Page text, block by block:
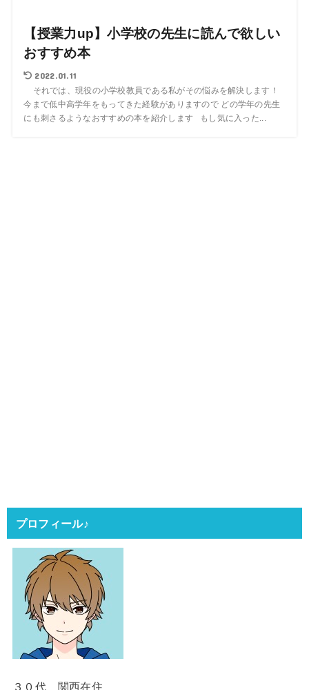
【授業力up】小学校の先生に読んで欲しい
おすすめ本
2022.01.11
それでは、現役の小学校教員である私がその悩みを解決します！
今まで低中高学年をもってきた経験がありますので どの学年の先生
にも刺さるようなおすすめの本を紹介します もし気に入った...
プロフィール♪
３０代 関西在住